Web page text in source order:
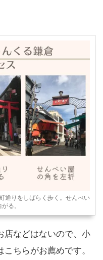
通りをしばらく歩く。せんべい
る。
などはないので、小
ちらがお薦めです。